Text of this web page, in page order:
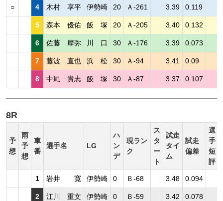
○ 4 木村 享平 伊勢崎 20 Ａ-261 3.39 0.119
5 森本 優佑 飯 塚 20 Ａ-205 3.40 0.132
6 佐藤 摩弥 川 口 30 Ａ-176 3.39 0.073
7 藤波 直也 浜 松 30 Ａ-94 3.41 0.09
8 中尾 貴志 飯 塚 30 Ａ-87 3.37 0.107
8R
予
想
雨
予
想
車
番
選手名 LG
ハ
ン
デ
現ラン
ク
ス
タ
ー
ト
試走
タイ
ム
試走
偏差
選
手
短
評
1 岩井 寛 伊勢崎 0 Ｂ-68 3.48 0.094
2 江川 重文 伊勢崎 0 Ｂ-59 3.42 0.078